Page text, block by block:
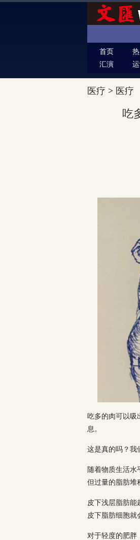
首页
汇演
医疗 > 医疗
吃
吃多的肉可以吸
息。
这是真的吗？我
随着物质生活水
但过量的脂肪堆
皮下浅层脂肪能
皮下脂肪细胞就
对于轻度的肥胖